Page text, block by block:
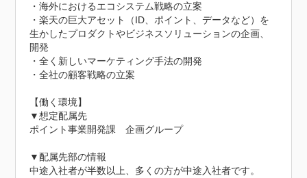
・海外におけるエコシステム戦略の立案
・楽天の巨大アセット（ID、ポイント、データなど）を
生かしたプロダクトやビジネスソリューションの企画、
開発
・全く新しいマーケティング手法の開発
・全社の顧客戦略の立案
【働く環境】
▼想定配属先
ポイント事業開発課　企画グループ
▼配属先部の情報
中途入社者が半数以上、多くの方が中途入社者です。